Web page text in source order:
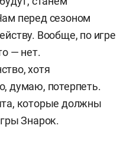
перед сезоном
Вообще, по игре
— нет.
хотя
думаю, потерпеть.
которые должны
Знарок.